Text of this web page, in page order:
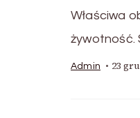
Właściwa
żywotność.
Admin 23